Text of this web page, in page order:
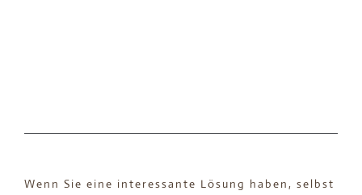
Wenn Sie eine interessante Lösung haben, selbst